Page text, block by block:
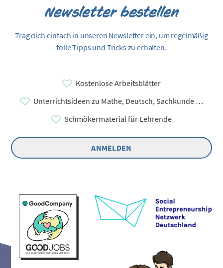
Newsletter bestellen
Trag dich einfach in unseren Newsletter ein, um regelmäßig
tolle Tipps und Tricks zu erhalten.
Kostenlose Arbeitsblätter
Unterrichtsideen zu Mathe, Deutsch, Sachkunde …
Schmökermaterial für Lehrende
ANMELDEN